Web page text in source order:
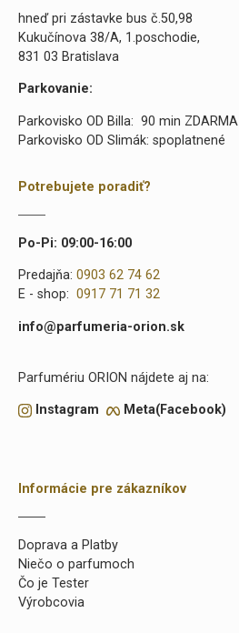
hneď pri zástavke bus č.50,98
Kukučínova 38/A, 1.poschodie,
831 03 Bratislava
Parkovanie:
Parkovisko OD Billa: 90 min ZDARMA
Parkovisko OD Slimák: spoplatnené
Potrebujete poradiť?
Po-Pi: 09:00-16:00
Predajňa: 0903 62 74 62
E - shop: 0917 71 71 32
info@parfumeria-orion.sk
Parfumériu ORION nájdete aj na:
Instagram Meta(Facebook)
Informácie pre zákazníkov
Doprava a Platby
Niečo o parfumoch
Čo je Tester
Výrobcovia